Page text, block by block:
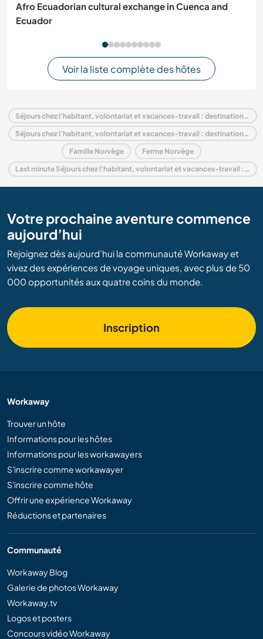
Afro Ecuadorian cultural exchange in Cuenca and
Ecuador
Voir la liste complète des hôtes
Séjours chez l'habitant, volontariat et vacances-travail : destination Norvège
Séjours chez l'habitant, volontariat et vacances-travail : destination Europe
Famille Norvège Ferme Norvège
Last minute Séjours chez l'habitant, volontariat et vacances-travail : destination Norvège
Votre prochaine aventure commence
aujourd’hui
Rejoignez dès aujourd’hui la communauté Workaway et
vivez des expériences de voyage uniques, avec plus de 50
000 opportunités aux quatre coins du monde.
Inscription
Workaway
Trouver un hôte
Informations pour les hôtes
Informations pour les workawayers
S'inscrire comme workawayer
S'inscrire comme hôte
Offrir une expérience Workaway
Réductions et partenaires
Communauté
Workaway Blog
Galerie de photos Workaway
Workaway.tv
Logos et posters
Concours vidéo Workaway